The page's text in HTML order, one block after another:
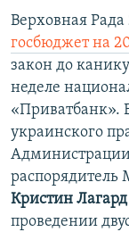
Верховная
госбюджет на
закон до
неделе
«Приватбанк».
украинского
распорядитель
Кристин Лагард
проведении